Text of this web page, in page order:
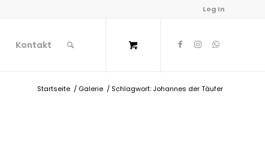
Log In
Kontakt
Startseite / Galerie / Schlagwort: Johannes der Täufer